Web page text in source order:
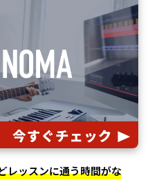
レッスンに通う時間がな